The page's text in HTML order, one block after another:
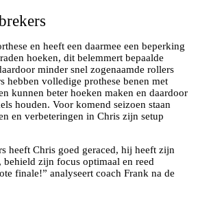
en heeft een daarmee een beperking
hoeken, dit belemmert bepaalde
minder snel zogenaamde rollers
hebben volledige prothese benen met
kunnen beter hoeken maken en daardoor
houden. Voor komend seizoen staan
en verbeteringen in Chris zijn setup
heeft Chris goed geraced, hij heeft zijn
zijn focus optimaal en reed
finale!” analyseert coach Frank na de